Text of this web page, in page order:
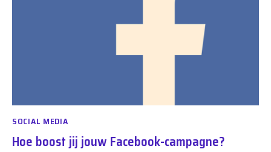
SOCIAL MEDIA
Hoe boost jij jouw Facebook-campagne?